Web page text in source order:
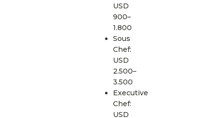
USD
900–
1.800
Sous
Chef:
USD
2.500–
3.500
Executive
Chef:
USD